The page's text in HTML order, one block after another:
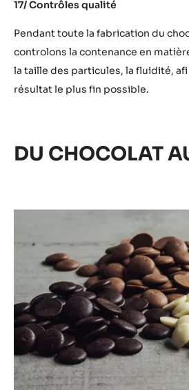
17/ Contrôles qualité
Pendant toute la fabrication du
controlons la contenance en
la taille des particules, la fluidité, afi
résultat le plus fin possible.
DU CHOCOLAT